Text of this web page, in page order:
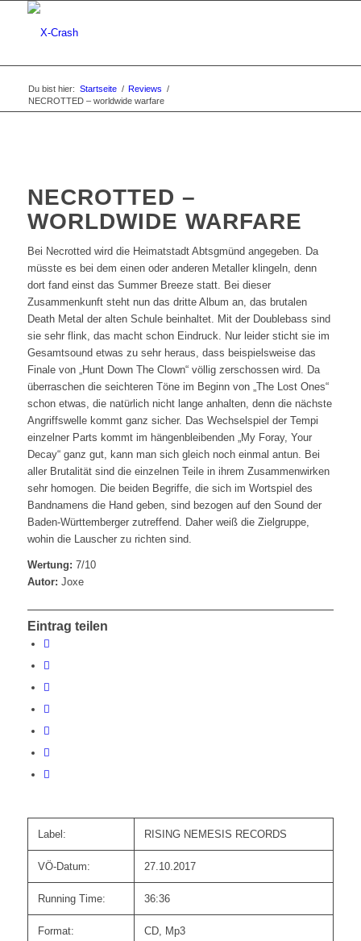
Du bist hier: Startseite / Reviews /
NECROTTED – worldwide warfare
NECROTTED –
WORLDWIDE WARFARE
Bei Necrotted wird die Heimatstadt Abtsgmünd angegeben. Da
müsste es bei dem einen oder anderen Metaller klingeln, denn
dort fand einst das Summer Breeze statt. Bei dieser
Zusammenkunft steht nun das dritte Album an, das brutalen
Death Metal der alten Schule beinhaltet. Mit der Doublebass sind
sie sehr flink, das macht schon Eindruck. Nur leider sticht sie im
Gesamtsound etwas zu sehr heraus, dass beispielsweise das
Finale von „Hunt Down The Clown“ völlig zerschossen wird. Da
überraschen die seichteren Töne im Beginn von „The Lost Ones“
schon etwas, die natürlich nicht lange anhalten, denn die nächste
Angriffswelle kommt ganz sicher. Das Wechselspiel der Tempi
einzelner Parts kommt im hängenbleibenden „My Foray, Your
Decay“ ganz gut, kann man sich gleich noch einmal antun. Bei
aller Brutalität sind die einzelnen Teile in ihrem Zusammenwirken
sehr homogen. Die beiden Begriffe, die sich im Wortspiel des
Bandnamens die Hand geben, sind bezogen auf den Sound der
Baden-Württemberger zutreffend. Daher weiß die Zielgruppe,
wohin die Lauscher zu richten sind.
Wertung: 7/10
Autor: Joxe
Eintrag teilen
Label: RISING NEMESIS RECORDS
VÖ-Datum: 27.10.2017
Running Time: 36:36
Format: CD, Mp3